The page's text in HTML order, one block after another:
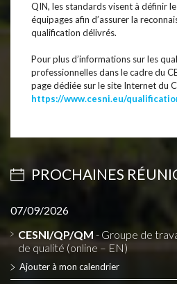
QIN, les standards visent à définir
équipages afin d’assurer la
qualification délivrés.
Pour plus d’informations sur les
professionnelles dans le cadre du
page dédiée sur le site Internet du
https://www.cesni.eu/
PROCHAINES
07/09/2026
CESNI/QP/QM - Groupe de
de qualité (online – EN)
Ajouter à mon calendrier